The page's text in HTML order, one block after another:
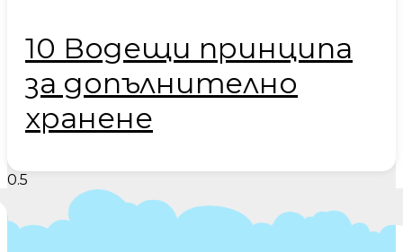
10 Водещи принципа
за допълнително
хранене